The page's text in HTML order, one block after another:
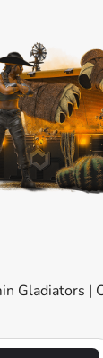
Gladiators |